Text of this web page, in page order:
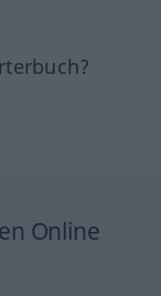
Online